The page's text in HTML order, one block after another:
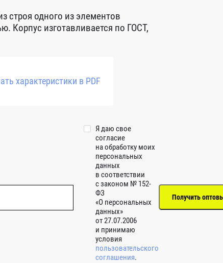
строя одного из элементов
Корпус изготавливается по ГОСТ,
характеристики в PDF
Я даю свое
согласие
на обработку моих
персональных
данных
в соответствии
с законом № 152-
ФЗ
«О персональных
данных»
от 27.07.2006
и принимаю
условия
пользовательского
соглашения.